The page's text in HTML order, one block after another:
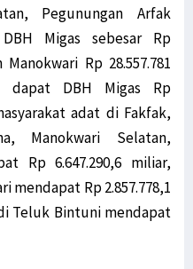
Pegunungan Arfak
Migas sebesar Rp
Rp 28.557.781
DBH Migas Rp
adat di Fakfak,
Manokwari Selatan,
Rp 6.647.290,6 miliar,
mendapat Rp 2.857.778,1
Teluk Bintuni mendapat